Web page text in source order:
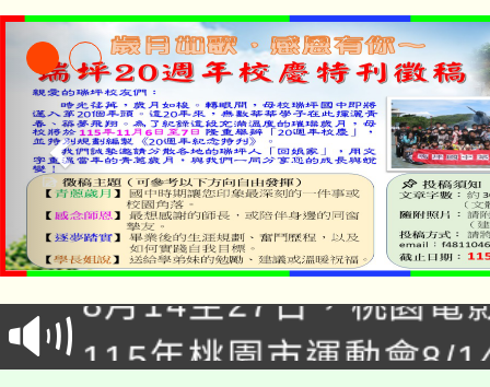
「本色祭」8/29、30在
場熱烈登場!
8/21下午1時於龍潭區
徵才活動。
YOUNG桃局內行報名
8月14至27日，桃園電
開!
115年桃園市運動會8/